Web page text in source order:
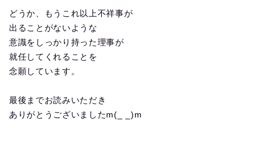
どうか、もうこれ以上不祥事が
出ることがないような
意識をしっかり持った理事が
就任してくれることを
念願しています。
最後までお読みいただき
ありがとうございましたm(_ _)m